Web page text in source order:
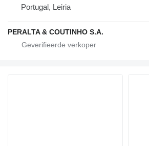
Portugal, Leiria
PERALTA & COUTINHO S.A.